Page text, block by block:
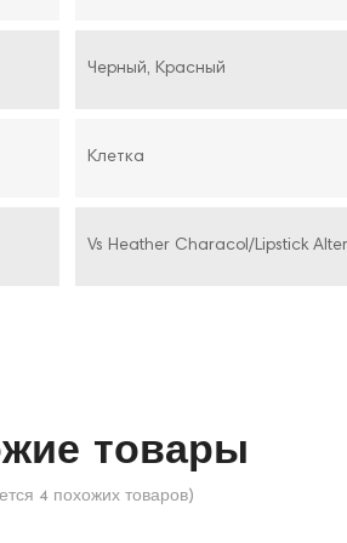
Черный, Красный
Клетка
Vs Heather Characol/Lipstick
товары
4 похожих товаров)